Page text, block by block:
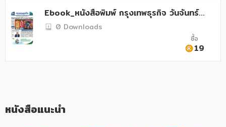
กฎหมาย สัญญา ภาษี
การเงิน การลงทุน บริหาร
การเกษตร ชีววิทยา
Ebook_หนังสือพิมพ์ กรุงเทพธุรกิจ วันจันทร์ที่
29 พฤษภาคม 2566
0 Downloads
ซื้อ
19
หนังสือแนะนำ